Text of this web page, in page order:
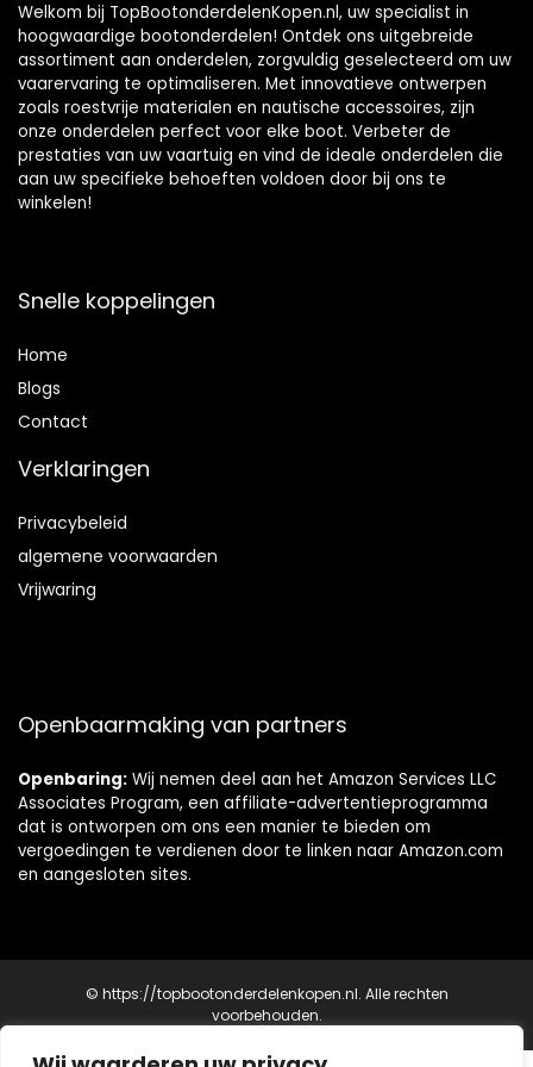
Welkom bij TopBootonderdelenKopen.nl, uw specialist in
hoogwaardige bootonderdelen! Ontdek ons uitgebreide
assortiment aan onderdelen, zorgvuldig geselecteerd om uw
vaarervaring te optimaliseren. Met innovatieve ontwerpen
zoals roestvrije materialen en nautische accessoires, zijn
onze onderdelen perfect voor elke boot. Verbeter de
prestaties van uw vaartuig en vind de ideale onderdelen die
aan uw specifieke behoeften voldoen door bij ons te
winkelen!
Snelle koppelingen
Home
Blogs
Contact
Verklaringen
Privacybeleid
algemene voorwaarden
Vrijwaring
Openbaarmaking van partners
Openbaring: Wij nemen deel aan het Amazon Services LLC
Associates Program, een affiliate-advertentieprogramma
dat is ontworpen om ons een manier te bieden om
vergoedingen te verdienen door te linken naar Amazon.com
en aangesloten sites.
© https://topbootonderdelenkopen.nl. Alle rechten
voorbehouden.